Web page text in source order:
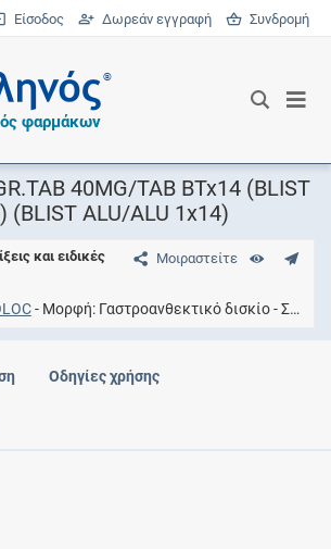
Είσοδος Δωρεάν εγγραφή Συνδρομή
®
φαρμάκων
40MG/TAB BTx14 (BLIST
(BLIST ALU/ALU 1x14)
Μοιραστείτε
και ειδικές
Μορφή Γαστροανθεκτικό δισκίο Συγκέντρωση
Οδηγίες χρήσης